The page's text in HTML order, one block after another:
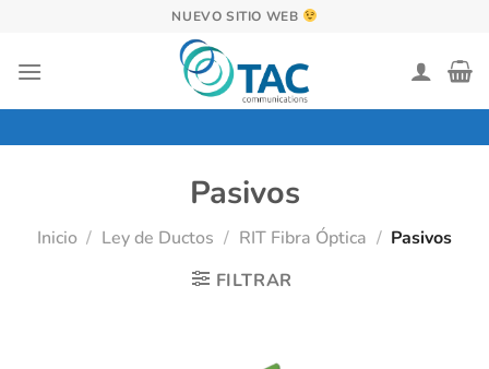
contenido
NUEVO SITIO WEB
Pasivos
Inicio / Ley de Ductos / RIT Fibra Óptica / Pasivos
FILTRAR